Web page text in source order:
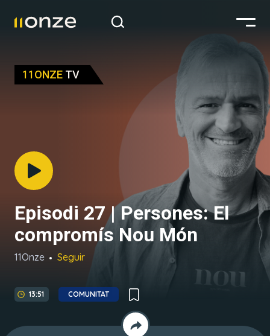
11ONZE TV
Episodi 27 | Persones: El
compromís Nou Món
11Onze Seguir
13:51 COMUNITAT